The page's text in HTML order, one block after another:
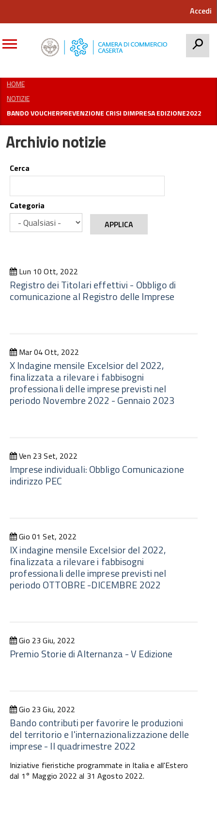
Accedi
HOME
NOTIZIE
BANDO VOUCHERPREVENZIONE CRISI DIMPRESA EDIZIONE2022
Archivio notizie
Cerca
Categoria
APPLICA
Lun 10 Ott, 2022
Registro dei Titolari effettivi - Obbligo di
comunicazione al Registro delle Imprese
Mar 04 Ott, 2022
X Indagine mensile Excelsior del 2022,
finalizzata a rilevare i fabbisogni
professionali delle imprese previsti nel
periodo Novembre 2022 - Gennaio 2023
Ven 23 Set, 2022
Imprese individuali: Obbligo Comunicazione
indirizzo PEC
Gio 01 Set, 2022
IX indagine mensile Excelsior del 2022,
finalizzata a rilevare i fabbisogni
professionali delle imprese previsti nel
periodo OTTOBRE -DICEMBRE 2022
Gio 23 Giu, 2022
Premio Storie di Alternanza - V Edizione
Gio 23 Giu, 2022
Bando contributi per favorire le produzioni
del territorio e l'internazionalizzazione delle
imprese - II quadrimestre 2022
Iniziative fieristiche programmate in Italia e all'Estero
dal 1° Maggio 2022 al 31 Agosto 2022.